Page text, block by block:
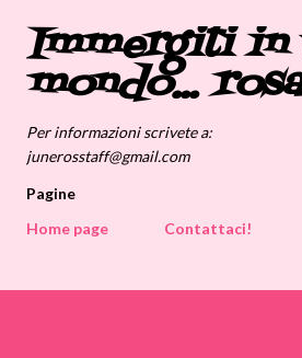
Passa ai contenuti
Immergiti in
mondo...
Per informazioni scrivete a:
junerosstaff@gmail.com
Pagine
Home page
Contattaci!